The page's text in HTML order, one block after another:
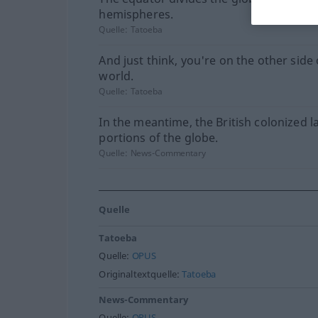
hemispheres.
Quelle: Tatoeba
And just think, you're on the other side
world.
Quelle: Tatoeba
In the meantime, the British colonized
portions of the globe.
Quelle: News-Commentary
Quelle
Tatoeba
Quelle: OPUS
Originaltextquelle:Tatoeba
News-Commentary